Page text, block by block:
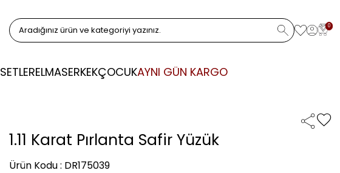
0
SETLERELMASERKEKÇOCUKAYNI GÜN KARGO
1.11 Karat Pırlanta Safir Yüzük
Ürün Kodu : DR175039